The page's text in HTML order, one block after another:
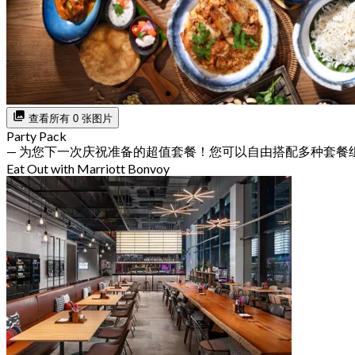
查看所有 0 张图片
Party Pack
— 为您下一次庆祝准备的超值套餐！您可以自由搭配多种套餐
Eat Out with Marriott Bonvoy